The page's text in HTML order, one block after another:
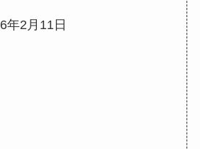
年2月11日